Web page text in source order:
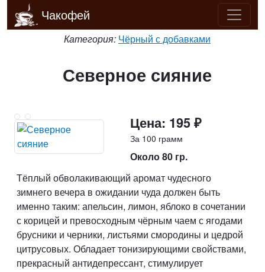
Чакофей
Категория: Чёрный с добавками
Северное сияние
Цена: 195 ₽
За 100 грамм
Около 80 гр.
Тёплый обволакивающий аромат чудесного
зимнего вечера в ожидании чуда должен быть
именно таким: апельсин, лимон, яблоко в сочетании
с корицей и превосходным чёрным чаем с ягодами
брусники и черники, листьями смородины и цедрой
цитрусовых. Обладает тонизирующими свойствами,
прекрасный антидепрессант, стимулирует